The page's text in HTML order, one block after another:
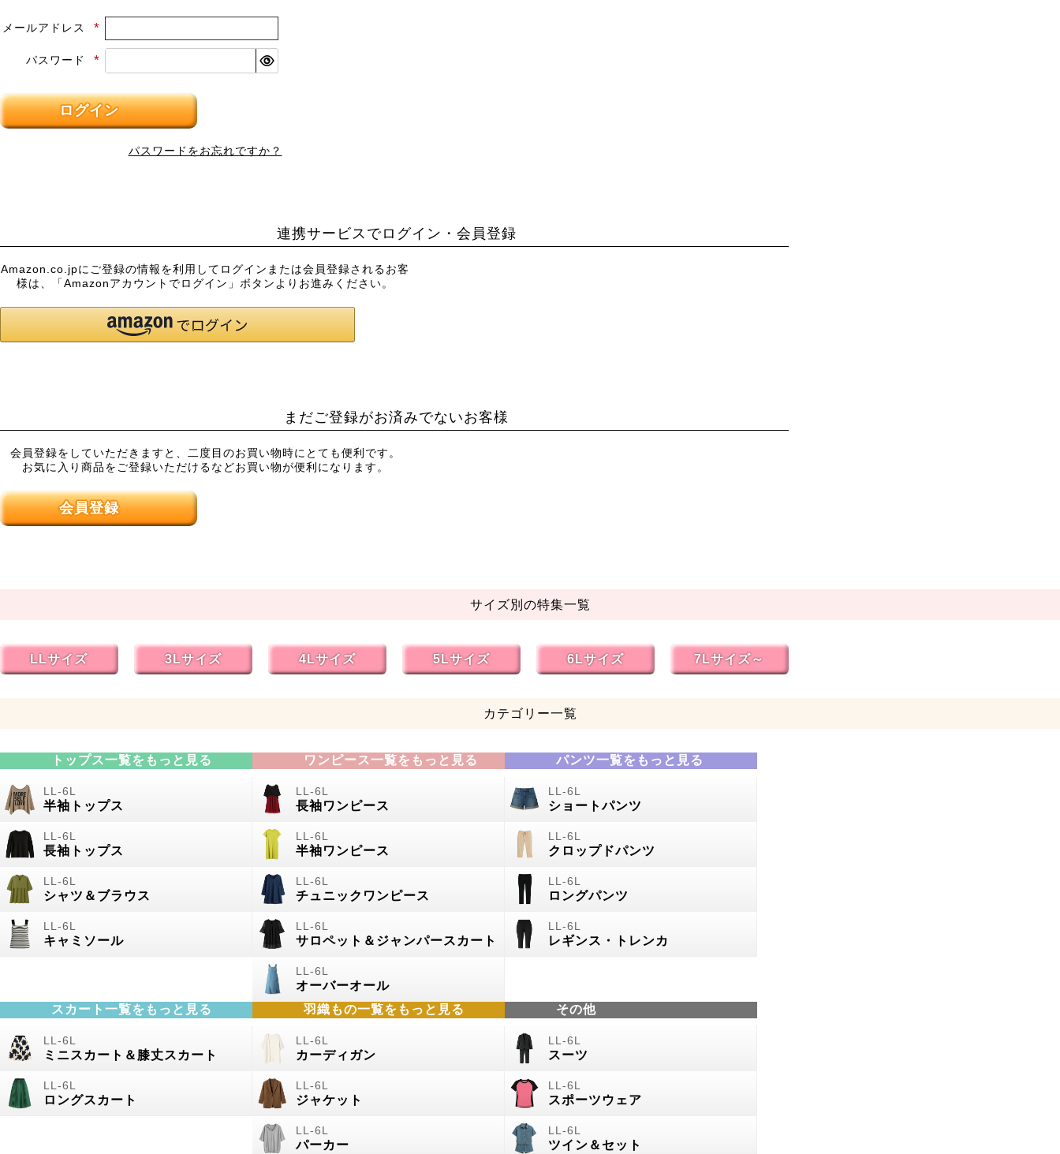
メールアドレス
(必
須)
パスワード
(必
ログイン
パスワードをお忘れですか？
連携サービスでログイン・会員登録
Amazon.co.jpにご登録の情報を利用してログインまたは会員登録されるお客
様は、「Amazonアカウントでログイン」ボタンよりお進みください。
まだご登録がお済みでないお客様
会員登録をしていただきますと、二度目のお買い物時にとても便利です。
お気に入り商品をご登録いただけるなどお買い物が便利になります。
会員登録
サイズ別の特集一覧
LLサイズ 3Lサイズ 4Lサイズ 5Lサイズ 6Lサイズ 7Lサイズ～
カテゴリー一覧
トップス一覧をもっと見る
半袖トップス
長袖トップス
シャツ＆ブラウス
キャミソール
ワンピース一覧をもっと見る
長袖ワンピース
半袖ワンピース
チュニックワンピース
サロペット＆ジャンパースカート
オーバーオール
パンツ一覧をもっと見る
ショートパンツ
クロップドパンツ
ロングパンツ
レギンス・トレンカ
スカート一覧をもっと見る
ミニスカート＆膝丈スカート
ロングスカート
羽織もの一覧をもっと見る
カーディガン
ジャケット
パーカー
その他
スーツ
スポーツウェア
ツイン＆セット